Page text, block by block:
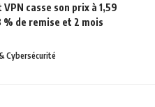
VPN casse son prix à 1,59
de remise et 2 mois
Cybersécurité